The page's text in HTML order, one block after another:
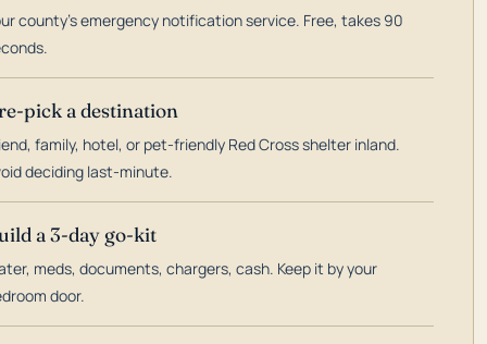
county's emergency notification service. Free, takes 90
pick a destination
family, hotel, or pet-friendly Red Cross shelter inland.
deciding last-minute.
a 3-day go-kit
meds, documents, chargers, cash. Keep it by your
door.